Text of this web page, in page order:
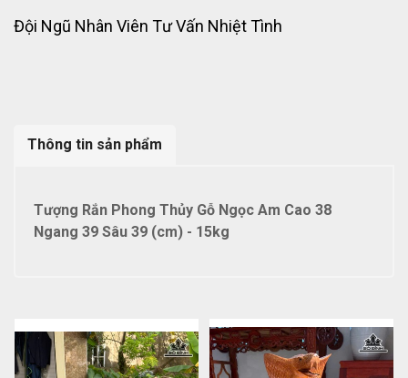
Đội Ngũ Nhân Viên Tư Vấn Nhiệt Tình
Thông tin sản phẩm
Tượng Rắn Phong Thủy Gỗ Ngọc Am Cao 38
Ngang 39 Sâu 39 (cm) - 15kg